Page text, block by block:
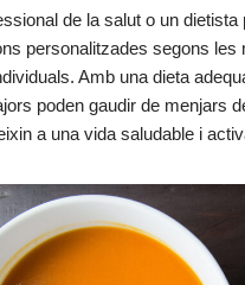
de la salut o un dietista
personalitzades segons les
Amb una dieta
poden gaudir de menjars
a una vida saludable i